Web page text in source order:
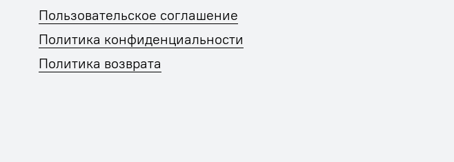
Пользовательское соглашение
Политика конфиденциальности
Политика возврата